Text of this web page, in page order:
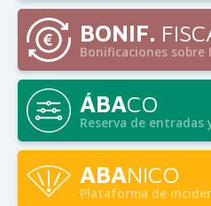
BONIF.
Bonificaciones sobre
ÁBACO
Reserva de
ABANICO
Plataforma de